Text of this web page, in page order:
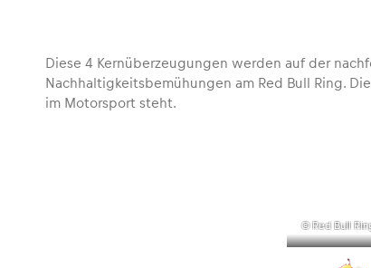
Diese 4 Kernüberzeugungen werden auf der
Nachhaltigkeitsbemühungen am Red Bull Ring.
im Motorsport steht.
© Red Bull